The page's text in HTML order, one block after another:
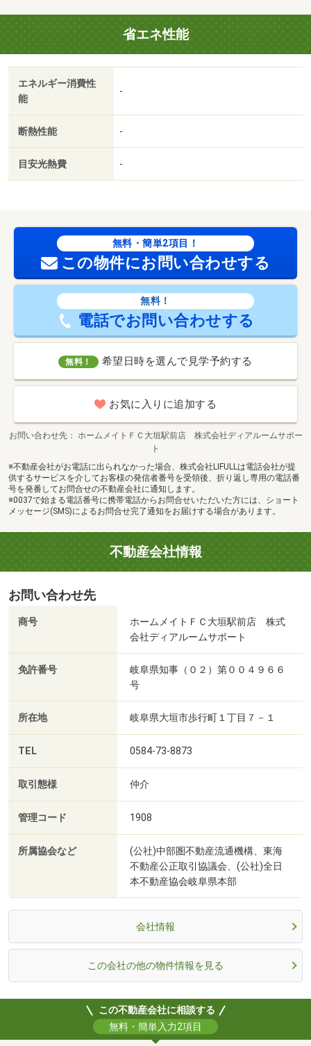
居時のみ) 17050円/賃貸戸数:16戸
省エネ性能
エネルギー消費性
能
-
断熱性能 -
目安光熱費 -
無料・簡単2項目！
この物件にお問い合わせする
無料！
電話でお問い合わせする
無料！ 希望日時を選んで見学予約する
お気に入りに追加する
お問い合わせ先
ホームメイトＦＣ大垣駅前店 株式会社ディアルームサポー
ト
※不動産会社がお電話に出られなかった場合、株式会社LIFULLは電話会社が提
供するサービスを介してお客様の発信者番号を受領後、折り返し専用の電話番
号を発番してお問合せの不動産会社に通知します。
※0037で始まる電話番号に携帯電話からお問合せいただいた方には、ショート
メッセージ(SMS)によるお問合せ完了通知をお届けする場合があります。
不動産会社情報
お問い合わせ先
商号
ホームメイトＦＣ大垣駅前店 株式
会社ディアルームサポート
免許番号
岐阜県知事（０２）第００４９６６
号
所在地 岐阜県大垣市歩行町１丁目７－１
TEL 0584-73-8873
取引態様 仲介
管理コード 1908
所属協会など
(公社)中部圏不動産流通機構、東海
不動産公正取引協議会、(公社)全日
本不動産協会岐阜県本部
会社情報
この会社の他の物件情報を見る
この不動産会社に相談する
無料・簡単入力2項目